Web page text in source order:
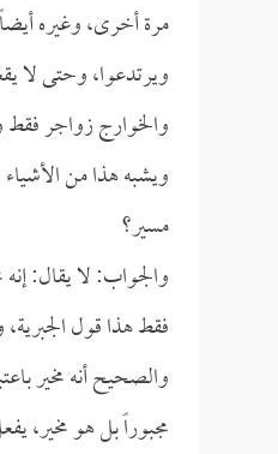
مرة أخرى، وغيره
ويرتدعوا، وحتى لا
والخوارج زواجر
ويشبه هذا من
مسير؟
والجواب: لا يقال: إنه
فقط هذا قول
والصحيح أنه مخير
مجبوراً بل هو مخير،